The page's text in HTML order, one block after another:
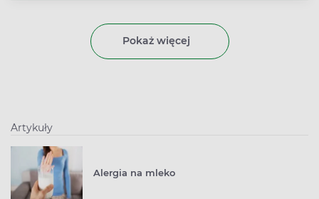
Pokaż więcej
Artykuły
Alergia na mleko